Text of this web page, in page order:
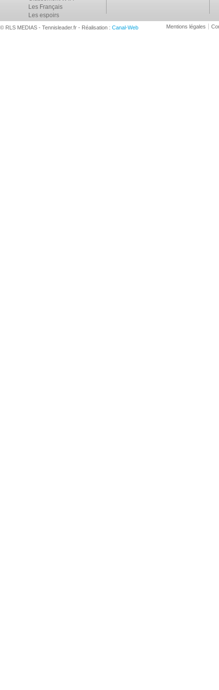
Les Français
Les espoirs
© RLS MEDIAS - Tennisleader.fr - Réalisation : Canal-Web Mentions légales